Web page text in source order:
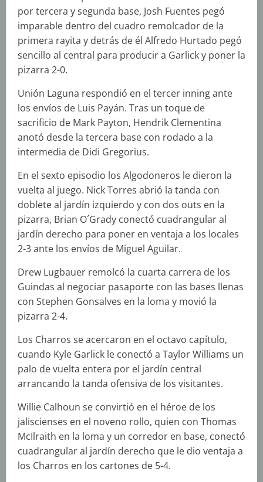
por tercera y segunda base, Josh Fuentes pegó
imparable dentro del cuadro remolcador de la
primera rayita y detrás de él Alfredo Hurtado pegó
sencillo al central para producir a Garlick y poner la
pizarra 2-0.
Unión Laguna respondió en el tercer inning ante
los envíos de Luis Payán. Tras un toque de
sacrificio de Mark Payton, Hendrik Clementina
anotó desde la tercera base con rodado a la
intermedia de Didi Gregorius.
En el sexto episodio los Algodoneros le dieron la
vuelta al juego. Nick Torres abrió la tanda con
doblete al jardín izquierdo y con dos outs en la
pizarra, Brian O´Grady conectó cuadrangular al
jardín derecho para poner en ventaja a los locales
2-3 ante los envíos de Miguel Aguilar.
Drew Lugbauer remolcó la cuarta carrera de los
Guindas al negociar pasaporte con las bases llenas
con Stephen Gonsalves en la loma y movió la
pizarra 2-4.
Los Charros se acercaron en el octavo capítulo,
cuando Kyle Garlick le conectó a Taylor Williams un
palo de vuelta entera por el jardín central
arrancando la tanda ofensiva de los visitantes.
Willie Calhoun se convirtió en el héroe de los
jaliscienses en el noveno rollo, quien con Thomas
McIlraith en la loma y un corredor en base, conectó
cuadrangular al jardín derecho que le dio ventaja a
los Charros en los cartones de 5-4.